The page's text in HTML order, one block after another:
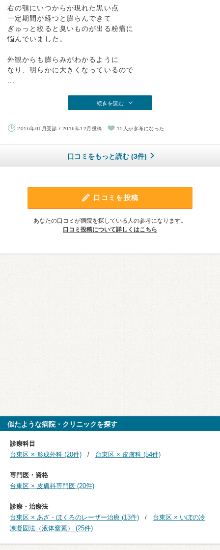
右の顎にいつからか現れた黒い点
一定期間が経つと膨らんできて
ぎゅっと絞ると臭いものが出る粉瘤に
悩んでいました。
外観からも膨らみがわかるように
なり、明らかに大きくなっているので
続きを読む
2016年01月受診 / 2016年12月投稿 15人が参考になった
口コミをもっと読む (3件)
口コミを投稿
あなたの口コミが病院を探している人の参考になります。
口コミ投稿について詳しくはこちら
似たような病院・クリニックを探す
診療科目
台東区 × 形成外科 (20件)
台東区 × 皮膚科 (54件)
専門医・資格
台東区 × 皮膚科専門医 (20件)
診療・治療法
台東区 × あざ・ほくろのレーザー治療 (13件)
台東区 × いぼの冷
凍凝固法（液体窒素） (25件)